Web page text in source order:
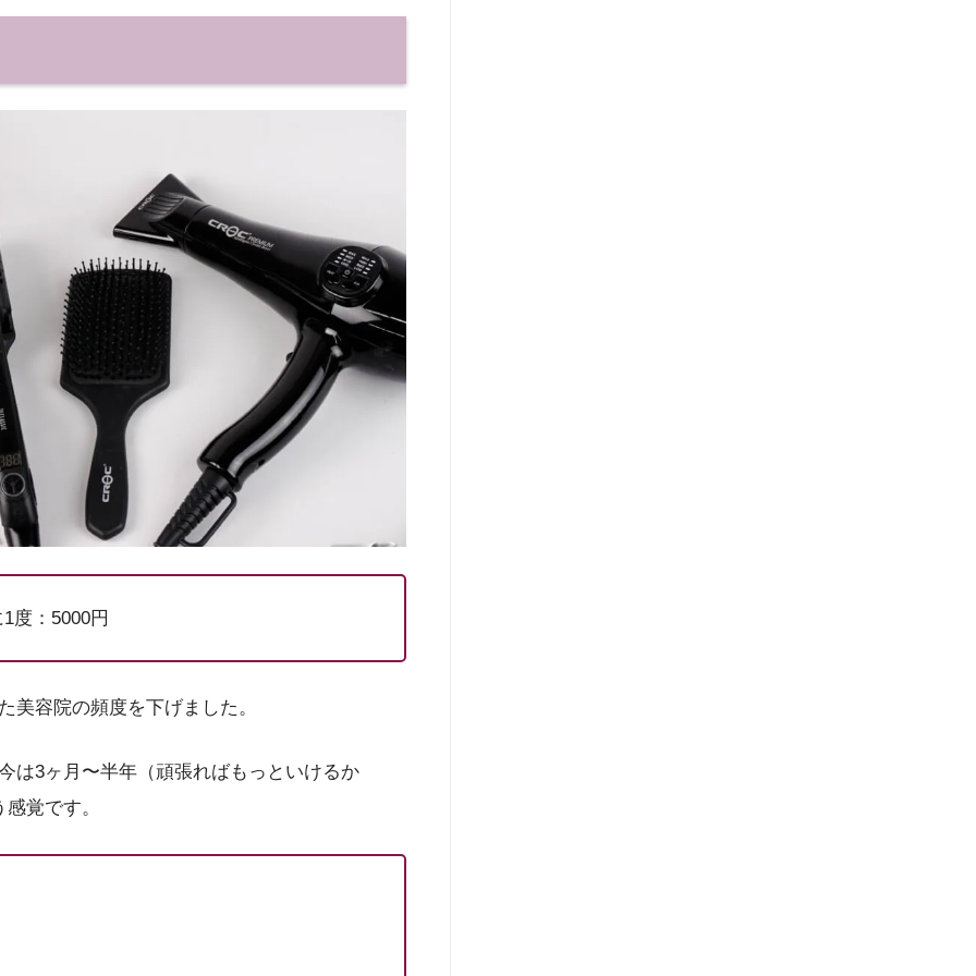
度：5000円
美容院の頻度を下げました。
は3ヶ月〜半年（頑張ればもっといけるか
覚です。